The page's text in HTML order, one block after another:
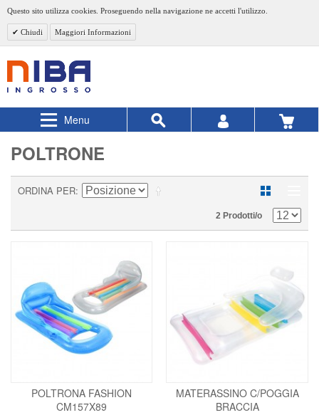
Questo sito utilizza cookies. Proseguendo nella navigazione ne accetti l'utilizzo.
Chiudi Maggiori Informazioni
Menu
POLTRONE
ORDINA PER
2 Prodotti/o
POLTRONA FASHION
CM157X89
MATERASSINO C/POGGIA
BRACCIA